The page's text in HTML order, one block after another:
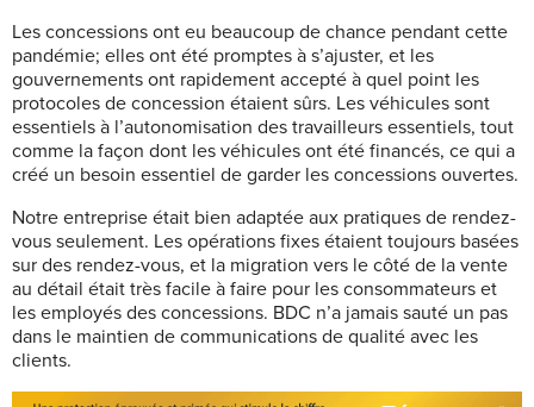
Les concessions ont eu beaucoup de chance pendant cette
pandémie; elles ont été promptes à s’ajuster, et les
gouvernements ont rapidement accepté à quel point les
protocoles de concession étaient sûrs. Les véhicules sont
essentiels à l’autonomisation des travailleurs essentiels, tout
comme la façon dont les véhicules ont été financés, ce qui a
créé un besoin essentiel de garder les concessions ouvertes.
Notre entreprise était bien adaptée aux pratiques de rendez-
vous seulement. Les opérations fixes étaient toujours basées
sur des rendez-vous, et la migration vers le côté de la vente
au détail était très facile à faire pour les consommateurs et
les employés des concessions. BDC n’a jamais sauté un pas
dans le maintien de communications de qualité avec les
clients.